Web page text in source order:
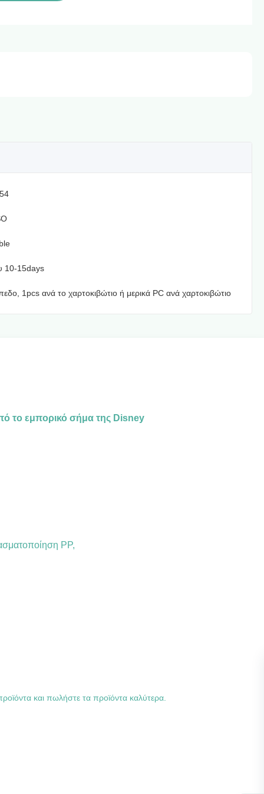
10-15days
1pcs ανά το χαρτοκιβώτιο ή μερικά PC ανά χαρτοκιβώτιο
το εμπορικό σήμα της Disney
PP,
και πωλήστε τα προϊόντα καλύτερα.